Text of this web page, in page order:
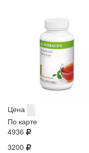
Цена
По карте
4936
3200